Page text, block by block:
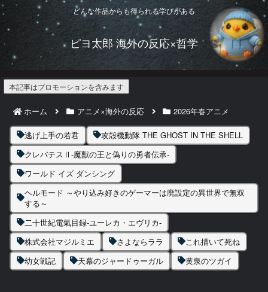
どんな作品からも得られる学びがある
ピヨ太郎 海外の反応×哲学
本記事はプロモーションを含みます
ホーム アニメ×海外の反応 2026年春アニメ
逃げ上手の若君
攻殻機動隊 THE GHOST IN THE SHELL
クレバテスⅡ-魔獣の王と偽りの勇者伝承-
ワールド イズ ダンシング
ヘルモード ～やり込み好きのゲーマーは廃設定の異世界で無双
する～
二十世紀電氣目録-ユーレカ・エヴリカ-
株式会社マジルミエ
さよならララ
これ描いて死ね
幼女戦記
天幕のジャードゥーガル 黄泉のツガイ